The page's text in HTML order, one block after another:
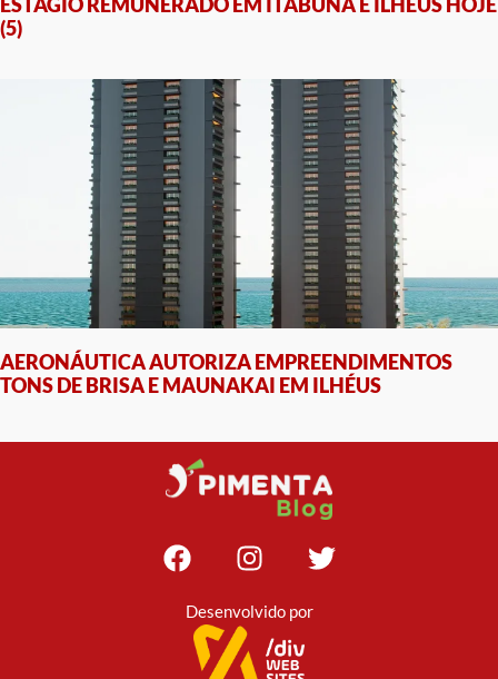
(5)
AERONÁUTICA AUTORIZA EMPREENDIMENTOS
TONS DE BRISA E MAUNAKAI EM ILHÉUS
Desenvolvido por